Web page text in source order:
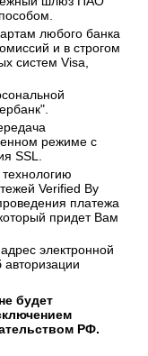
любого банка
и в строгом
систем Visa,
режиме с
SSL.
Verified By
платежа
придет Вам
электронной
будет
РФ.